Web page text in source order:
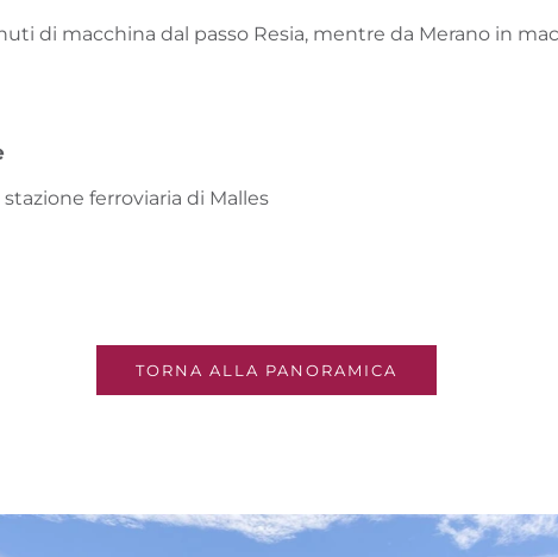
di macchina dal passo Resia, mentre da Merano in
ferroviaria di Malles
TORNA ALLA PANORAMICA